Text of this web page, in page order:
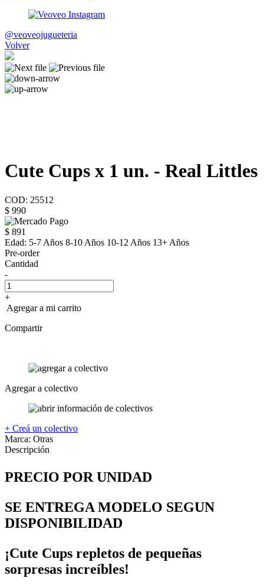
@veoveojugueteria
Volver
Cute Cups x 1 un. - Real Littles
COD: 25512
$ 990
$ 891
Edad: 5-7 Años 8-10 Años 10-12 Años 13+ Años
Pre-order
Cantidad
-
+
Agregar a mi carrito
Compartir
Agregar a colectivo
+ Creá un colectivo
Marca: Otras
Descripción
PRECIO POR UNIDAD
SE ENTREGA MODELO SEGUN
DISPONIBILIDAD
¡Cute Cups repletos de pequeñas
sorpresas increíbles!